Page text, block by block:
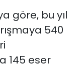
göre, bu yıl
540
145 eser